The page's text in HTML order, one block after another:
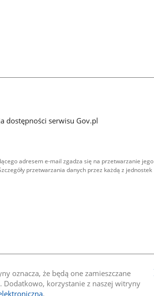
oznacza, że będą one zamieszczane
Dodatkowo, korzystanie z naszej witryny
.
dostępności serwisu Gov.pl
adresem e-mail zgadza się na przetwarzanie jego
przetwarzania danych przez każdą z jednostek